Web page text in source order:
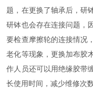
题，在更换了轴承后，研
研钵也会存在连接问题，
要检查摩擦轮的连接情况
老化等现象，更换加布胶
作人员还可以用绝缘胶带
长使用时间，减少维修次数